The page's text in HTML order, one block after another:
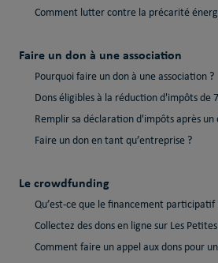
Comment lutter contre la précarité
Faire un don à une association
Pourquoi faire un don à une association ?
Dons éligibles à la réduction d'impôts de
Remplir sa déclaration d'impôts après un
Faire un don en tant qu’entreprise ?
Le crowdfunding
Qu’est-ce que le financement participatif
Collectez des dons en ligne sur Les
Comment faire un appel aux dons pour